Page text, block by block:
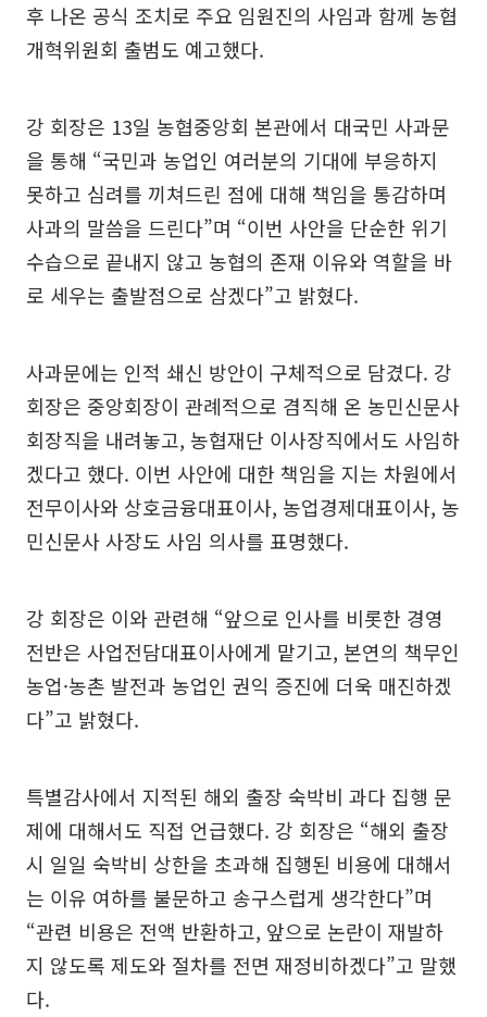
후 나온 공식 조치로 주요 임원진의 사임과 함께 농협
개혁위원회 출범도 예고했다.
강 회장은 13일 농협중앙회 본관에서 대국민 사과문
을 통해 “국민과 농업인 여러분의 기대에 부응하지
못하고 심려를 끼쳐드린 점에 대해 책임을 통감하며
사과의 말씀을 드린다”며 “이번 사안을 단순한 위기
수습으로 끝내지 않고 농협의 존재 이유와 역할을 바
로 세우는 출발점으로 삼겠다”고 밝혔다.
사과문에는 인적 쇄신 방안이 구체적으로 담겼다. 강
회장은 중앙회장이 관례적으로 겸직해 온 농민신문사
회장직을 내려놓고, 농협재단 이사장직에서도 사임하
겠다고 했다. 이번 사안에 대한 책임을 지는 차원에서
전무이사와 상호금융대표이사, 농업경제대표이사, 농
민신문사 사장도 사임 의사를 표명했다.
강 회장은 이와 관련해 “앞으로 인사를 비롯한 경영
전반은 사업전담대표이사에게 맡기고, 본연의 책무인
농업·농촌 발전과 농업인 권익 증진에 더욱 매진하겠
다”고 밝혔다.
특별감사에서 지적된 해외 출장 숙박비 과다 집행 문
제에 대해서도 직접 언급했다. 강 회장은 “해외 출장
시 일일 숙박비 상한을 초과해 집행된 비용에 대해서
는 이유 여하를 불문하고 송구스럽게 생각한다”며
“관련 비용은 전액 반환하고, 앞으로 논란이 재발하
지 않도록 제도와 절차를 전면 재정비하겠다”고 말했
다.